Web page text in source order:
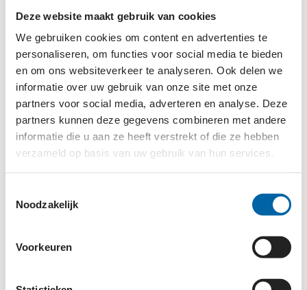
Deze website maakt gebruik van cookies
We gebruiken cookies om content en advertenties te
personaliseren, om functies voor social media te bieden
en om ons websiteverkeer te analyseren. Ook delen we
informatie over uw gebruik van onze site met onze
partners voor social media, adverteren en analyse. Deze
partners kunnen deze gegevens combineren met andere
informatie die u aan ze heeft verstrekt of die ze hebben
verzameld op basis van uw gebruik van hun services.
Noodzakelijk
Voorkeuren
weg oversteken. Met mijn vrijwilligers heb ik een
app-groep. Dagelijks laten we elkaar weten hoeveel
padden, kikkers en salamanders we redden. We
pakken niet elke pad op: alleen als er gevaar dreigt
van naderend verkeer, brengen we ze naar de
overkant. Daarnaast bestaat ons werk uit het
voorlichten van voorbijgangers. Vrijwilligerswerk
geeft mij veel voldoening: ik kom direct in contact
met dieren en ik ben tegelijkertijd lekker buiten in
de natuur!'